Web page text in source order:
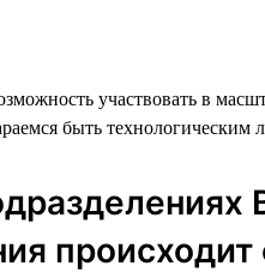
участвовать в
быть технологическим